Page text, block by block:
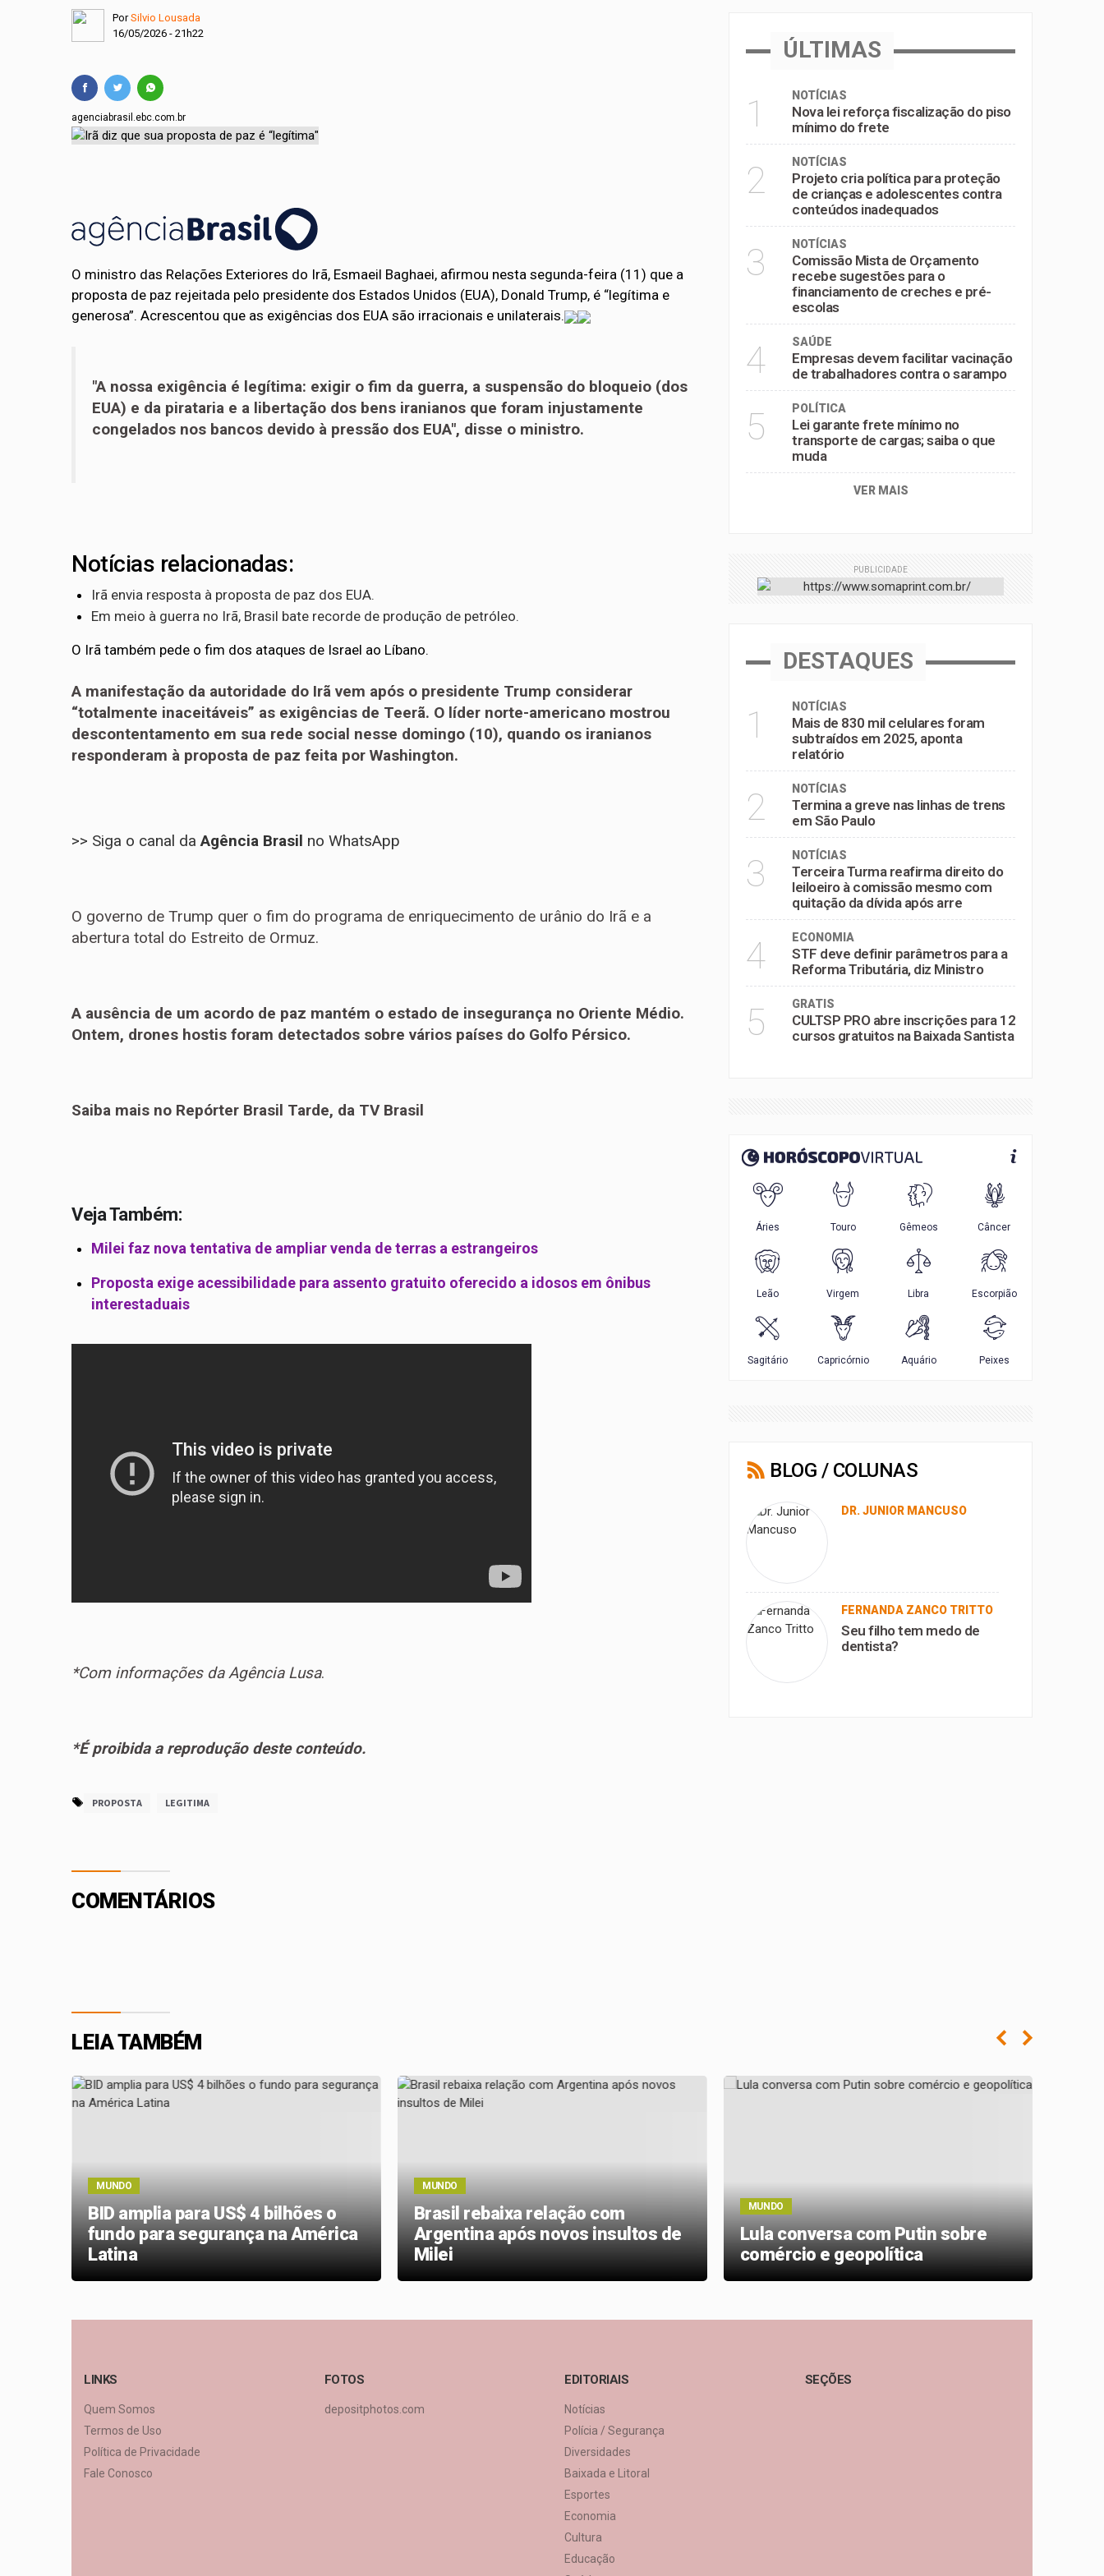
Comissão Mista de Orçamento recebe sugestões para o financiamento de creches e pré-escolas
PorSilvio Lousada
16/05/2026 - 21h22
agenciabrasil.ebc.com.br
O ministro das Relações Exteriores do Irã, Esmaeil Baghaei, afirmou nesta segunda-feira (11) que a
proposta de paz rejeitada pelo presidente dos Estados Unidos (EUA), Donald Trump, é “legítima e
generosa”. Acrescentou que as exigências dos EUA são irracionais e unilaterais.
"A nossa exigência é legítima: exigir o fim da guerra, a suspensão do bloqueio (dos
EUA) e da pirataria e a libertação dos bens iranianos que foram injustamente
congelados nos bancos devido à pressão dos EUA", disse o ministro.
Notícias relacionadas:
Irã envia resposta à proposta de paz dos EUA.
Em meio à guerra no Irã, Brasil bate recorde de produção de petróleo.
O Irã também pede o fim dos ataques de Israel ao Líbano.
A manifestação da autoridade do Irã vem após o presidente Trump considerar
“totalmente inaceitáveis” as exigências de Teerã. O líder norte-americano mostrou
descontentamento em sua rede social nesse domingo (10), quando os iranianos
responderam à proposta de paz feita por Washington.
>> Siga o canal daAgência Brasil no WhatsApp
O governo de Trump quer o fim do programa de enriquecimento de urânio do Irã e a
abertura total do Estreito de Ormuz.
A ausência de um acordo de paz mantém o estado de insegurança no Oriente Médio.
Ontem, drones hostis foram detectados sobre vários países do Golfo Pérsico.
Saiba mais no Repórter Brasil Tarde, da TV Brasil
Veja Também:
Milei faz nova tentativa de ampliar venda de terras a estrangeiros
Proposta exige acessibilidade para assento gratuito oferecido a idosos em ônibus
interestaduais
*Com informações da Agência Lusa.
*É proibida a reprodução deste conteúdo.
PROPOSTA LEGITIMA
COMENTÁRIOS
ÚLTIMAS
1 NOTÍCIAS
Nova lei reforça fiscalização do piso
mínimo do frete
2 NOTÍCIAS
Projeto cria política para proteção
de crianças e adolescentes contra
conteúdos inadequados
3 NOTÍCIAS
Comissão Mista de Orçamento
recebe sugestões para o
financiamento de creches e pré-
escolas
4 SAÚDE
Empresas devem facilitar vacinação
de trabalhadores contra o sarampo
5 POLÍTICA
Lei garante frete mínimo no
transporte de cargas; saiba o que
muda
VER MAIS
PUBLICIDADE
DESTAQUES
1 NOTÍCIAS
Mais de 830 mil celulares foram
subtraídos em 2025, aponta
relatório
2 NOTÍCIAS
Termina a greve nas linhas de trens
em São Paulo
3 NOTÍCIAS
Terceira Turma reafirma direito do
leiloeiro à comissão mesmo com
quitação da dívida após arre
4 ECONOMIA
STF deve definir parâmetros para a
Reforma Tributária, diz Ministro
5 GRATIS
CULTSP PRO abre inscrições para 12
cursos gratuitos na Baixada Santista
BLOG / COLUNAS
DR. JUNIOR MANCUSO
FERNANDA ZANCO TRITTO
Seu filho tem medo de
dentista?
LEIA TAMBÉM
MUNDO
BID amplia para US$ 4 bilhões o
fundo para segurança na América
Latina
MUNDO
Brasil rebaixa relação com
Argentina após novos insultos de
Milei
MUNDO
Lula conversa com Putin sobre
comércio e geopolítica
LINKS
Quem Somos
Termos de Uso
Política de Privacidade
Fale Conosco
FOTOS
depositphotos.com
EDITORIAIS
Notícias
Polícia / Segurança
Diversidades
Baixada e Litoral
Esportes
Economia
Cultura
Educação
SEÇÕES